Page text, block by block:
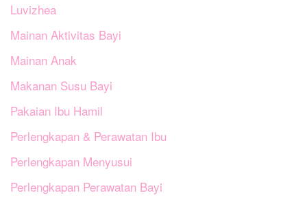
Luvizhea
Mainan Aktivitas Bayi
Mainan Anak
Makanan Susu Bayi
Pakaian Ibu Hamil
Perlengkapan & Perawatan Ibu
Perlengkapan Menyusui
Perlengkapan Perawatan Bayi